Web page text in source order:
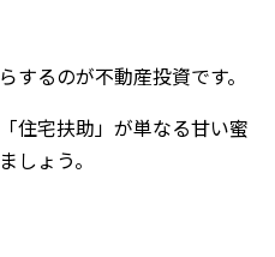
するのが不動産投資です。
住宅扶助」が単なる甘い蜜
しょう。